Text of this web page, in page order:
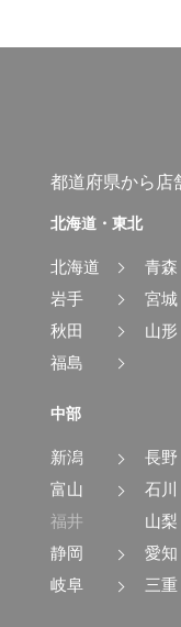
都道府県から店
北海道・東北
北海道
青森
岩手
宮城
秋田
山形
福島
中部
新潟
長野
富山
石川
福井
山梨
静岡
愛知
岐阜
三重